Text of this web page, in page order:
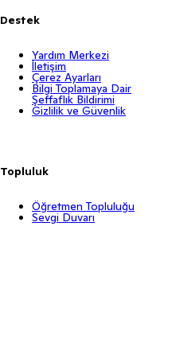
Destek
Yardım Merkezi
İletişim
Çerez Ayarları
Bilgi Toplamaya Dair
Şeffaflık Bildirimi
Gizlilik ve Güvenlik
Topluluk
Öğretmen Topluluğu
Sevgi Duvarı